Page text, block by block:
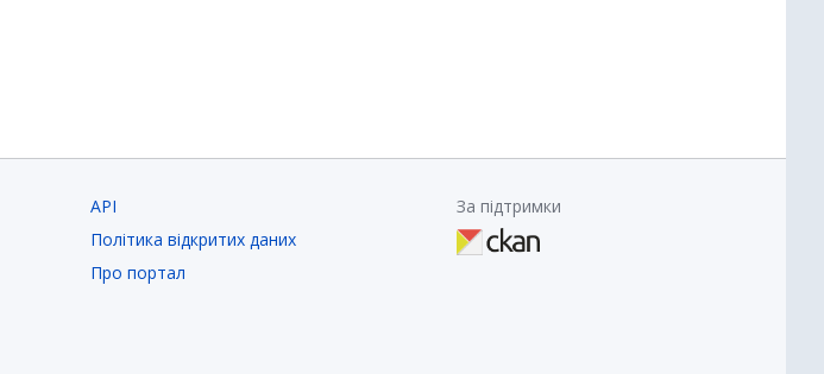
API
Політика відкритих даних
Про портал
За підтримки